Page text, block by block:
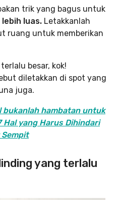
trik yang bagus untuk
luas. Letakkanlah
ruang untuk memberikan
besar, kok!
diletakkan di spot yang
juga.
bukanlah hambatan untuk
Hal yang Harus Dihindari
Sempit
yang terlalu